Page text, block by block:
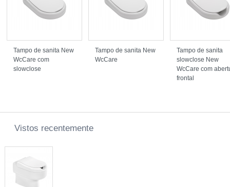
Tampo de sanita New
WcCare com
slowclose
Tampo de sanita New
WcCare
Tampo de sanita
slowclose New
WcCare com
frontal
Vistos recentemente